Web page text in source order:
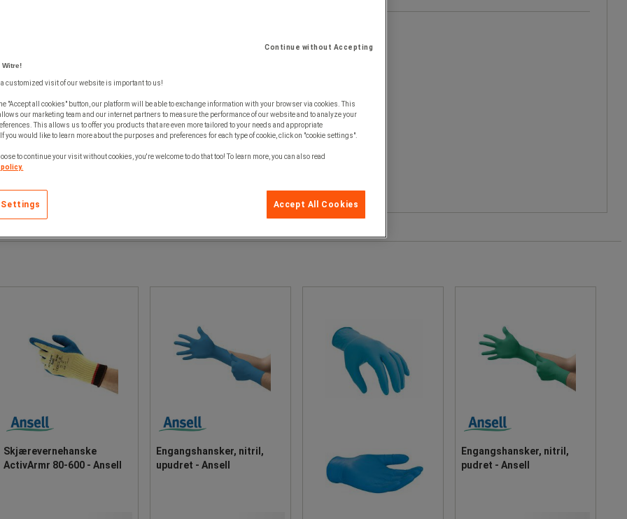
Skjærevernehanske
ActivArmr 80-600 - Ansell
Engangshansker, nitril,
upudret - Ansell
Engangshansker, nitril,
pudret - Ansell
Continue without Accepting
Witre!
customized visit of our website is important to us!
"Accept all cookies" button, our platform will be able to exchange information with your browser via cookies. This
our marketing team and our internet partners to measure the performance of our website and to analyze your
This allows us to offer you products that are even more tailored to your needs and appropriate
you would like to learn more about the purposes and preferences for each type of cookie, click on "cookie settings".
to continue your visit without cookies, you're welcome to do that too! To learn more, you can also read
Accept All Cookies